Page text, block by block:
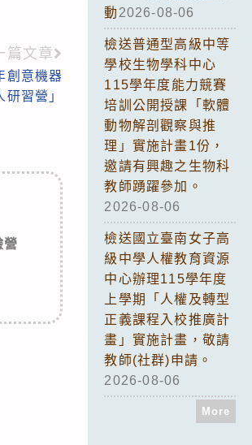
篇文章
創意機器
研習營」
營
動 2026-08-06
檢送普通型高級中等
學校生物學科中心
115學年度能力競賽
培訓公開授課「軟體
動物解剖觀察與推
理」實施計畫1份，
邀請有興趣之生物科
教師踴躍參加。
2026-08-06
檢送國立臺南女子高
級中學人權教育資源
中心辦理115學年度
上學期「人權及轉型
正義課程入校推廣計
畫」實施計畫，敬請
教師(社群)申請。
2026-08-06
More